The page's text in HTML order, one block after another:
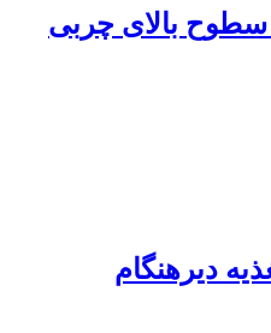
سطوح بالای چربی
دیرهنگام